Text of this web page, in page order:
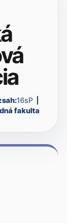
16sP
fakulta